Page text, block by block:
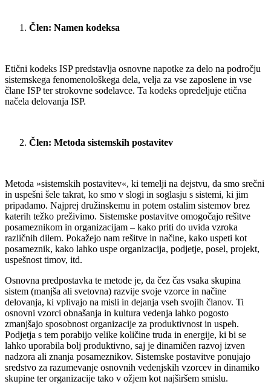
Člen: Namen kodeksa
Etični kodeks ISP predstavlja osnovne napotke za delo na področju
sistemskega fenomenološkega dela, velja za vse zaposlene in vse
člane ISP ter strokovne sodelavce. Ta kodeks opredeljuje etična
načela delovanja ISP.
Člen: Metoda sistemskih postavitev
Metoda »sistemskih postavitev«, ki temelji na dejstvu, da smo srečni
in uspešni šele takrat, ko smo v slogi in soglasju s sistemi, ki jim
pripadamo. Najprej družinskemu in potem ostalim sistemov brez
katerih težko preživimo. Sistemske postavitve omogočajo rešitve
posameznikom in organizacijam – kako priti do uvida vzroka
različnih dilem. Pokažejo nam rešitve in načine, kako uspeti kot
posameznik, kako lahko uspe organizacija, podjetje, posel, projekt,
uspešnost timov, itd.
Osnovna predpostavka te metode je, da čez čas vsaka skupina
sistem (manjša ali svetovna) razvije svoje vzorce in načine
delovanja, ki vplivajo na misli in dejanja vseh svojih članov. Ti
osnovni vzorci obnašanja in kultura vedenja lahko pogosto
zmanjšajo sposobnost organizacije za produktivnost in uspeh.
Podjetja s tem porabijo velike količine truda in energije, ki bi se
lahko uporabila bolj produktivno, saj je dinamičen razvoj izven
nadzora ali znanja posameznikov. Sistemske postavitve ponujajo
sredstvo za razumevanje osnovnih vedenjskih vzorcev in dinamiko
skupine ter organizacije tako v ožjem kot najširšem smislu.